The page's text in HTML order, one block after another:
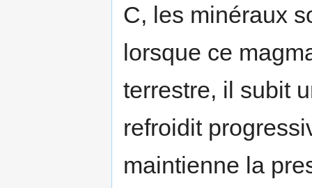
C, les minéraux
lorsque ce
terrestre, il subit
refroidit
maintienne la